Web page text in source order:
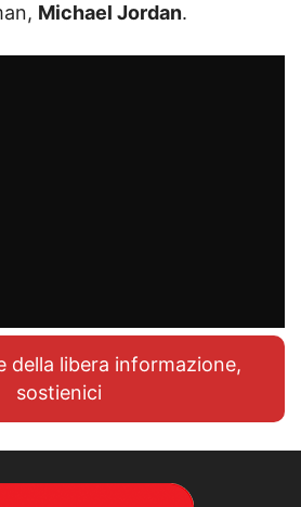
Michael Jordan.
della libera informazione,
sostienici